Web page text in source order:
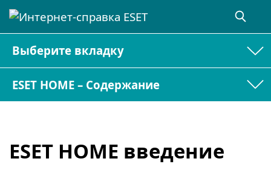
Выберите вкладку
ESET HOME – Содержание
ESET HOME введение